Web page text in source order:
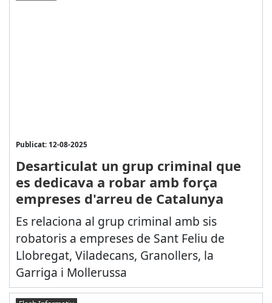
Publicat: 12-08-2025
Desarticulat un grup criminal que
es dedicava a robar amb força
empreses d'arreu de Catalunya
Es relaciona al grup criminal amb sis
robatoris a empreses de Sant Feliu de
Llobregat, Viladecans, Granollers, la
Garriga i Mollerussa